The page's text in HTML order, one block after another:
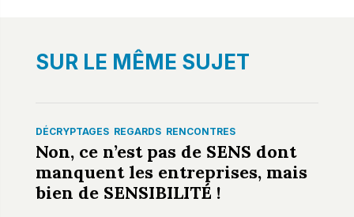
SUR LE MÊME SUJET
DÉCRYPTAGES REGARDS RENCONTRES
Non, ce n’est pas de SENS dont
manquent les entreprises, mais
bien de SENSIBILITÉ !